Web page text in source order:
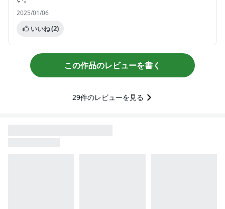
2025/01/06
いいね(2)
この作品のレビューを書く
29件のレビューを見る